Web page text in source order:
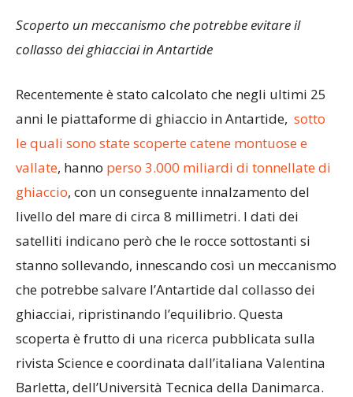
Scoperto un meccanismo che potrebbe evitare il
collasso dei ghiacciai in Antartide
Recentemente è stato calcolato che negli ultimi 25
anni le piattaforme di ghiaccio in Antartide, sotto
le quali sono state scoperte catene montuose e
vallate, hanno perso 3.000 miliardi di tonnellate di
ghiaccio, con un conseguente innalzamento del
livello del mare di circa 8 millimetri. I dati dei
satelliti indicano però che le rocce sottostanti si
stanno sollevando, innescando così un meccanismo
che potrebbe salvare l’Antartide dal collasso dei
ghiacciai, ripristinando l’equilibrio. Questa
scoperta è frutto di una ricerca pubblicata sulla
rivista Science e coordinata dall’italiana Valentina
Barletta, dell’Università Tecnica della Danimarca.